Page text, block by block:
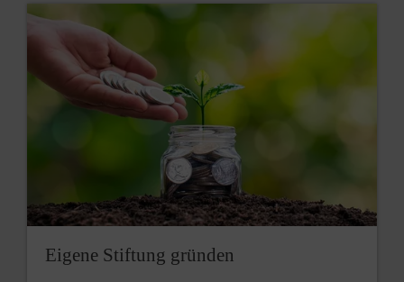
Eigene Stiftung gründen